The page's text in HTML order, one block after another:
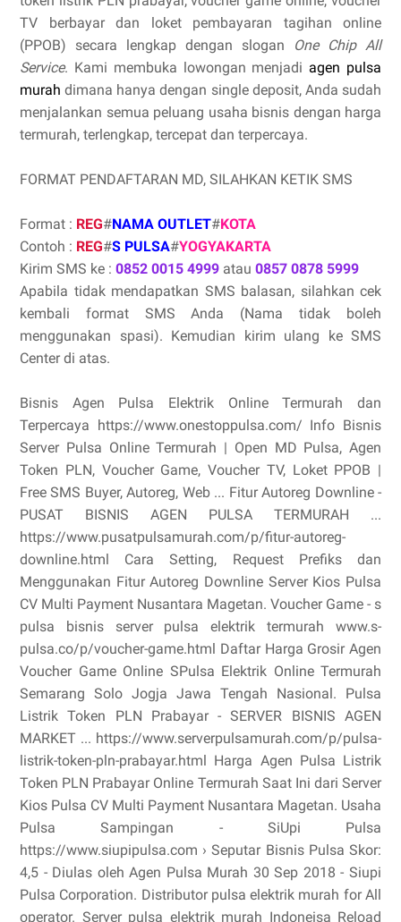
TV berbayar dan loket pembayaran tagihan online
(PPOB) secara lengkap dengan slogan
One Chip All
Service. Kami membuka lowongan menjadi agen pulsa
murah dimana hanya dengan single deposit, Anda sudah
menjalankan semua peluang usaha bisnis dengan harga
termurah, terlengkap, tercepat dan terpercaya.
FORMAT PENDAFTARAN MD, SILAHKAN KETIK SMS
Format : REG#NAMA OUTLET#KOTA
Contoh : REG#S PULSA#YOGYAKARTA
Kirim SMS ke : 0852 0015 4999 atau 0857 0878 5999
Apabila tidak mendapatkan SMS balasan, silahkan cek
kembali format SMS Anda (Nama tidak boleh
menggunakan spasi). Kemudian kirim ulang ke SMS
Center di atas.
Bisnis Agen Pulsa Elektrik Online Termurah dan
Terpercaya https://www.onestoppulsa.com/ Info Bisnis
Server Pulsa Online Termurah | Open MD Pulsa, Agen
Token PLN, Voucher Game, Voucher TV, Loket PPOB |
Free SMS Buyer, Autoreg, Web ... Fitur Autoreg Downline -
PUSAT BISNIS AGEN PULSA TERMURAH ...
https://www.pusatpulsamurah.com/p/fitur-autoreg-
downline.html Cara Setting, Request Prefiks dan
Menggunakan Fitur Autoreg Downline Server Kios Pulsa
CV Multi Payment Nusantara Magetan. Voucher Game - s
pulsa bisnis server pulsa elektrik termurah www.s-
pulsa.co/p/voucher-game.html Daftar Harga Grosir Agen
Voucher Game Online SPulsa Elektrik Online Termurah
Semarang Solo Jogja Jawa Tengah Nasional. Pulsa
Listrik Token PLN Prabayar - SERVER BISNIS AGEN
MARKET ... https://www.serverpulsamurah.com/p/pulsa-
listrik-token-pln-prabayar.html Harga Agen Pulsa Listrik
Token PLN Prabayar Online Termurah Saat Ini dari Server
Kios Pulsa CV Multi Payment Nusantara Magetan. Usaha
Pulsa Sampingan - SiUpi Pulsa
https://www.siupipulsa.com › Seputar Bisnis Pulsa Skor:
4,5 - ‎Diulas oleh Agen Pulsa Murah 30 Sep 2018 - Siupi
Pulsa Corporation. Distributor pulsa elektrik murah for All
operator. Server pulsa elektrik murah Indoneisa Reload